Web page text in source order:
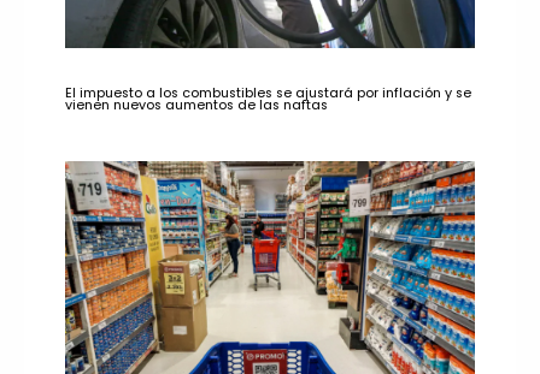
El impuesto a los combustibles se ajustará por inflación y se
vienen nuevos aumentos de las naftas